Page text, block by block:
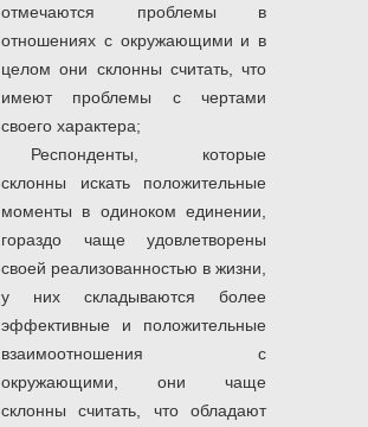
отмечаются проблемы в
отношениях с окружающими и в
целом они склонны считать, что
имеют проблемы с чертами
своего характера;
Респонденты, которые
склонны искать положительные
моменты в одиноком единении,
гораздо чаще удовлетворены
своей реализованностью в жизни,
у них складываются более
эффективные и положительные
взаимоотношения с
окружающими, они чаще
склонны считать, что обладают